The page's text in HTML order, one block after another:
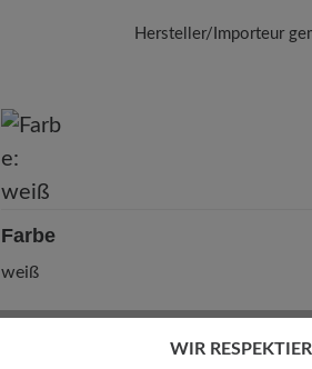
Hersteller/Importeur
Pleidelsheimer Str. 15/1,
Telefon: 0800
Farbe
weiß
WIR